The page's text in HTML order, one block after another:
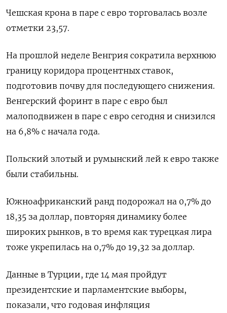
Чешская крона в паре с евро торговалась возле
отметки 23,57.
На прошлой неделе Венгрия сократила верхнюю
границу коридора процентных ставок,
подготовив почву для последующего снижения.
Венгерский форинт в паре с евро был
малоподвижен в паре с евро сегодня и снизился
на 6,8% с начала года.
Польский злотый и румынский лей к евро также
были стабильны.
Южноафриканский ранд подорожал на 0,7% до
18,35 за доллар, повторяя динамику более
широких рынков, в то время как турецкая лира
тоже укрепилась на 0,7% до 19,32 за доллар.
Данные в Турции, где 14 мая пройдут
президентские и парламентские выборы,
показали, что годовая инфляция